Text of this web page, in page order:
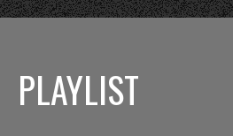
PLAYLIST